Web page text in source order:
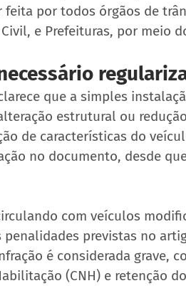
feita por todos órgãos de
e Prefeituras, por meio
que a simples
estrutural ou
de características do
no documento, desde
com veículos
penalidades previstas no
é considerada grave,
(CNH) e retenção